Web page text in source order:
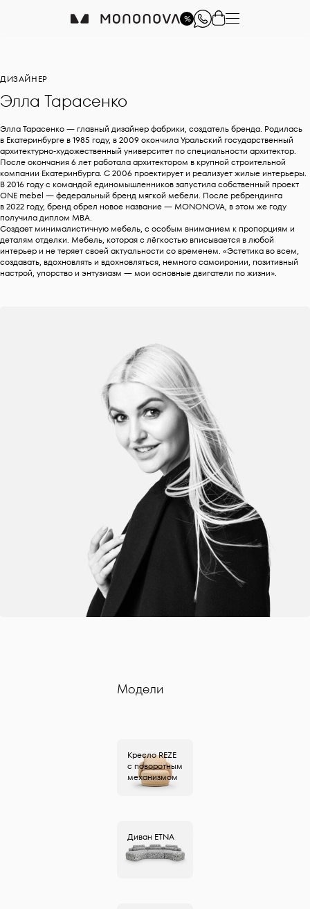
%
ДИЗАЙНЕР
Элла Тарасенко
Элла Тарасенко — главный дизайнер фабрики, создатель бренда. Родилась
в Екатеринбурге в 1985 году, в 2009 окончила Уральский государственный
архитектурно-художественный университет по специальности архитектор.
После окончания 6 лет работала архитектором в крупной строительной
компании Екатеринбурга. C 2006 проектирует и реализует жилые интерьеры.
В 2016 году с командой единомышленников запустила собственный проект
ONE mebel — федеральный бренд мягкой мебели. После ребрендинга
в 2022 году, бренд обрел новое название — MONONOVA, в этом же году
получила диплом MBA.
Создает минималистичную мебель, с особым вниманием к пропорциям и
деталям отделки. Мебель, которая с лёгкостью вписывается в любой
интерьер и не теряет своей актуальности со временем. «Эстетика во всем,
создавать, вдохновлять и вдохновляться, немного самоиронии, позитивный
настрой, упорство и энтузиазм — мои основные двигатели по жизни».
Модели
КреслоREZE
с поворотным
механизмом
Диван ETNA